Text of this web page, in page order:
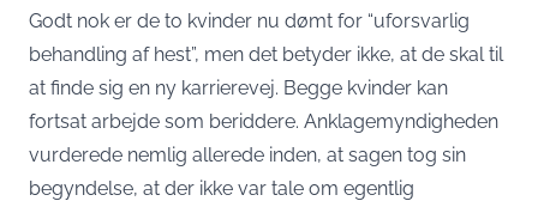
Godt nok er de to kvinder nu dømt for “uforsvarlig
behandling af hest”, men det betyder ikke, at de skal til
at finde sig en ny karrierevej. Begge kvinder kan
fortsat arbejde som beriddere. Anklagemyndigheden
vurderede nemlig allerede inden, at sagen tog sin
begyndelse, at der ikke var tale om egentlig